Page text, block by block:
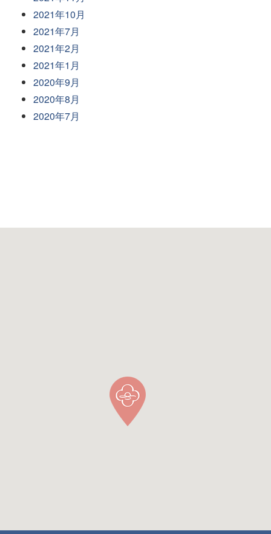
2021年10月
2021年7月
2021年2月
2021年1月
2020年9月
2020年8月
2020年7月